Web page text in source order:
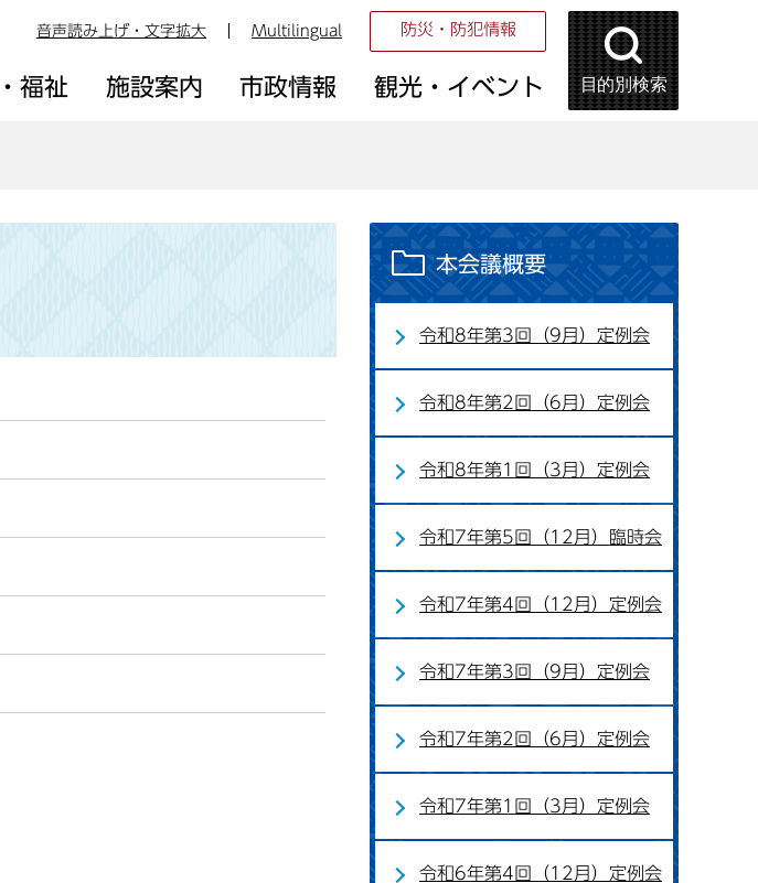
音声読み上げ・文字拡大 Multilingual 防災・防犯情報
福祉 施設案内 市政情報 観光・イベント 目的別検索
本会議概要
令和8年第3回（9月）定例会
令和8年第2回（6月）定例会
令和8年第1回（3月）定例会
令和7年第5回（12月）臨時会
令和7年第4回（12月）定例会
令和7年第3回（9月）定例会
令和7年第2回（6月）定例会
令和7年第1回（3月）定例会
令和6年第4回（12月）定例会